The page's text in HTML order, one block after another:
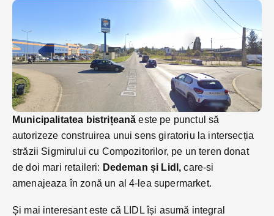
Municipalitatea bistrițeană este pe punctul să
autorizeze construirea unui sens giratoriu la intersecția
străzii Sigmirului cu Compozitorilor, pe un teren donat
de doi mari retaileri: Dedeman și Lidl,care-si
amenajeaza în zonă un al 4-lea supermarket.
Și mai interesant este că LIDL își asumă integral